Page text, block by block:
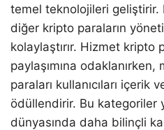
temel teknolojileri geliştirir.
diğer kripto paraların
kolaylaştırır. Hizmet kripto
paylaşımına
paraları kullanıcıları içerik
ödüllendirir. Bu kategoriler
dünyasında daha bilinçli